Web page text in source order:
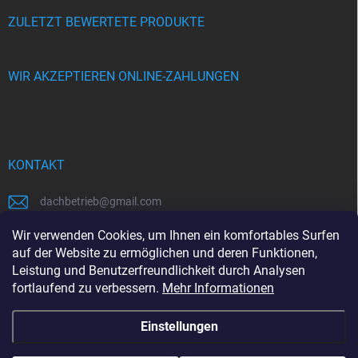
Wir verwenden Cookies, um Ihnen ein komfortables Surfen
auf der Website zu ermöglichen und deren Funktionen,
Leistung und Benutzerfreundlichkeit durch Analysen
fortlaufend zu verbessern. Mehr Informationen
Einstellungen
ZULETZT BEWERTETE PRODUKTE
WIR AKZEPTIEREN ONLINE-ZAHLUNGEN
KONTAKT
dachbetrieb@gmail.com
00421948484112
00421948484112
https://www.facebook.com/www.dachbetrieb.at